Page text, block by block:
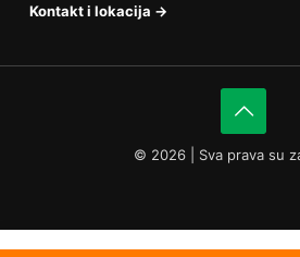
Kontakt i lokacija →
© 2026 | Sva prava su